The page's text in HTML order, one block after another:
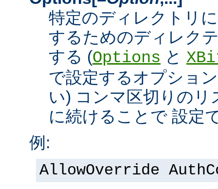
特定のディレクトリ
するためのディレク
する (Options と
で設定するオプショ
い) コンマ区切りの
に続けることで 設定
例:
AllowOverride